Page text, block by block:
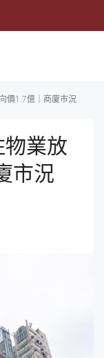
價1.7億｜商廈市況
業放
市況